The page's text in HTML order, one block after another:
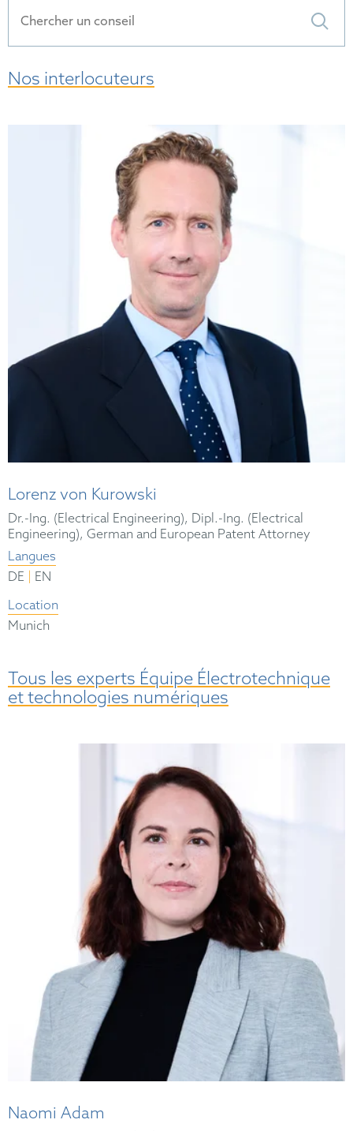
Nos interlocuteurs
Lorenz von Kurowski
Dr.-Ing. (Electrical Engineering), Dipl.-Ing. (Electrical
Engineering), German and European Patent Attorney
Langues
DE
EN
Location
Munich
Tous les experts Équipe Électrotechnique
et technologies numériques
Naomi Adam